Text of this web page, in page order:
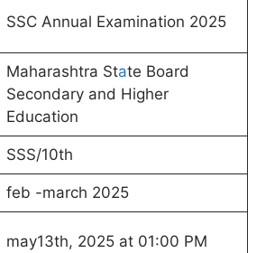
SSC Annual Examination 2025
Maharashtra State Board
Secondary and Higher
Education
SSS/10th
feb -march 2025
may13th, 2025 at 01:00 PM